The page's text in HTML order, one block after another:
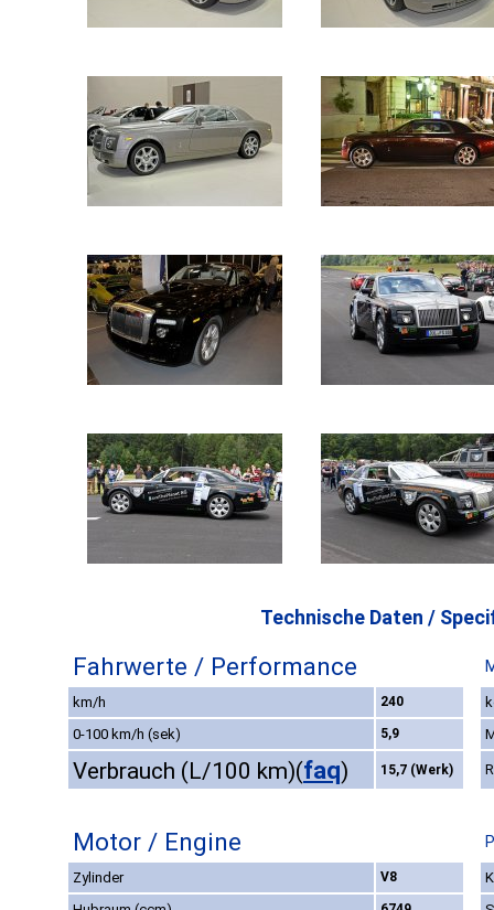
Technische Daten /
Fahrwerte / Performance
km/h 240
0-100 km/h (sek)
5,9
Verbrauch (L/100 km)(faq) 15,7 (Werk)
Motor / Engine
Zylinder V8